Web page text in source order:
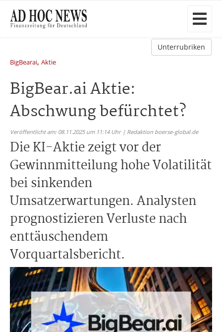
Unterrubriken
BigBearai, Aktie
BigBear.ai Aktie:
Abschwung befürchtet?
Veröffentlicht am: 08.11.2025 um 11:14 Uhr | Redaktion boerse-global.de
Die KI-Aktie zeigt vor der
Gewinnmitteilung hohe Volatilität
bei sinkenden
Umsatzerwartungen. Analysten
prognostizieren Verluste nach
enttäuschendem
Vorquartalsbericht.